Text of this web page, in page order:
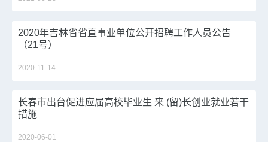
2020年吉林省省直事业单位公开招聘工作人员公告
（21号）
2020-11-14
长春市出台促进应届高校毕业生 来 (留)长创业就业若干
措施
2020-06-01